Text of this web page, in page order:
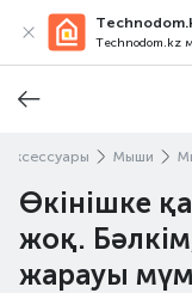
Technodom.kz
Мыши
Өкінішке
жоқ.
жарауы